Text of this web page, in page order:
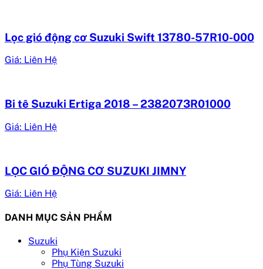
Lọc gió động cơ Suzuki Swift 13780-57R10-000
Giá: Liên Hệ
Bi tê Suzuki Ertiga 2018 – 2382073R01000
Giá: Liên Hệ
LỌC GIÓ ĐỘNG CƠ SUZUKI JIMNY
Giá: Liên Hệ
DANH MỤC SẢN PHẨM
Suzuki
Phụ Kiện Suzuki
Phụ Tùng Suzuki